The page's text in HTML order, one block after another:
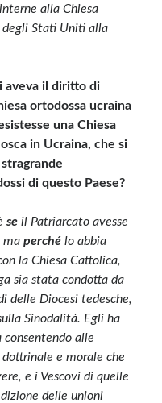
alla Chiesa
degli Stati Uniti alla
aveva il diritto di
ortodossa ucraina
una Chiesa
in Ucraina, che si
di questo Paese?
se il Patriarcato avesse
maperché lo abbia
la Chiesa Cattolica,
sia stata condotta da
delle Diocesi tedesche,
Sinodalità. Egli ha
consentendo alle
e morale che
e i Vescovi di quelle
delle unioni